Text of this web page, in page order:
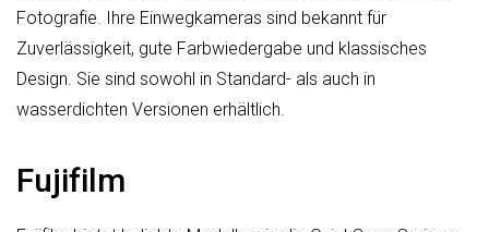
Fotografie. Ihre Einwegkameras sind bekannt für
Zuverlässigkeit, gute Farbwiedergabe und klassisches
Design. Sie sind sowohl in Standard- als auch in
wasserdichten Versionen erhältlich.
Fujifilm